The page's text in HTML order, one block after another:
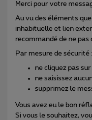
Merci pour votre
Au vu des éléments
inhabituelle et lien
recommandé de ne pas
Par mesure de sécurité :
ne cliquez pas
ne saisissez
supprimez le
Vous avez eu le bon
Si vous le souhaitez,